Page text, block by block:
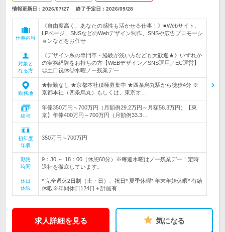
情報更新日：2026/07/27 終了予定日： 2026/09/28
仕事内容
《自由度高く、あなたの感性も活かせる仕事！》■Webサイト、
LPページ、SNSなどのWebデザイン制作、SNSや広告プロモーシ
ョンなどをお任せ
対象と
なる方
《デザイン系の専門卒・経験が浅い方なども大歓迎★》いずれか
の実務経験をお持ちの方【WEBデザイン／SNS運用／EC運営】
◎土日祝休◎水曜ノー残業デー
勤務地
★転勤なし ★京都本社積極募集中 ★四条烏丸駅から徒歩4分 ※
京都本社（四条烏丸）もしくは、東京オ…
給与
年俸350万円～700万円（月額例29.2万円～月額58.3万円）【東
京】年俸400万円～700万円（月額例33.3…
初年度
年収
350万円～700万円
勤務
時間
9：30 ～ 18：00（休憩60分）※毎週水曜はノー残業デー！定時
退社を徹底しています。
休日
休暇
* 完全週休2日制（土・日）、祝日* 夏季休暇* 年末年始休暇* 有給
休暇※年間休日124日＋計画有…
求人詳細を見る 気になる